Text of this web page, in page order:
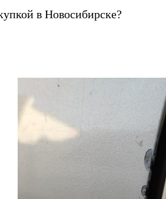
в Новосибирске?